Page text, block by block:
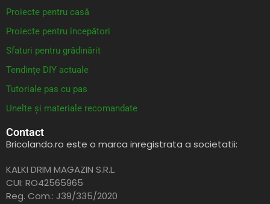
Proiecte pentru casă
Proiecte pentru începători
Sfaturi pentru grădinărit
Tendințe DIY actuale
Tutoriale pas cu pas
Unelte și materiale recomandate
Contact
Bricolando.ro este o marca inregistrata a societatii:
KALKI DRIM MAGAZIN S.R.L.
CUI: RO42565965
Reg. Com.: J39/335/2020